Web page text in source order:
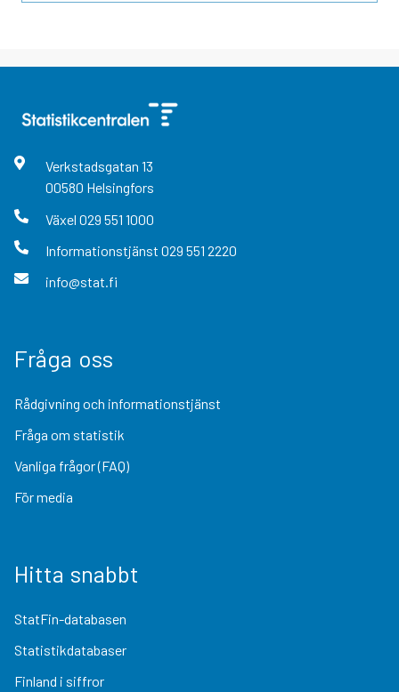
Verkstadsgatan 13
00580 Helsingfors
Växel 029 551 1000
Informationstjänst 029 551 2220
info@stat.fi
Fråga oss
Rådgivning och informationstjänst
Fråga om statistik
Vanliga frågor (FAQ)
För media
Hitta snabbt
StatFin-databasen
Statistikdatabaser
Finland i siffror